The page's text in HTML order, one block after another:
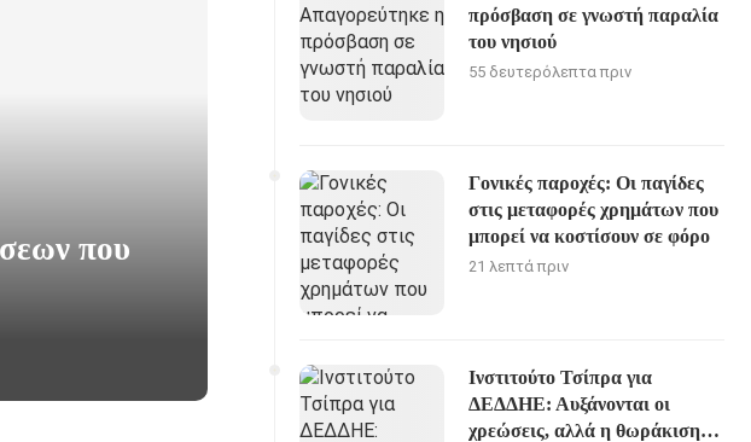
που
πρόσβαση σε γνωστή παραλία
του νησιού
55 δευτερόλεπτα πριν
Γονικές παροχές: Οι παγίδες
στις μεταφορές χρημάτων που
μπορεί να κοστίσουν σε φόρο
21 λεπτά πριν
Ινστιτούτο Τσίπρα για
ΔΕΔΔΗΕ: Αυξάνονται οι
χρεώσεις, αλλά η θωράκιση